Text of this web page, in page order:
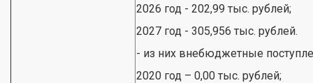
2026 год - 202,99 тыс. рублей;
2027 год - 305,956 тыс. рублей.
- из них внебюджетные
2020 год – 0,00 тыс. рублей;